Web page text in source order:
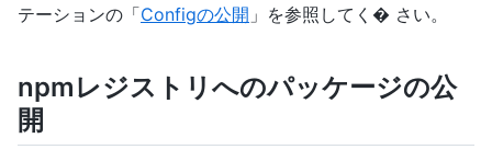
テーションの「Configの公開 」を参照してく� さい。
npmレジストリへのパッケージの公
開